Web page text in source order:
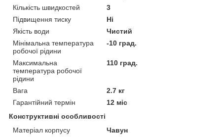
Кількість швидкостей
3
Підвищення тиску
Ні
Якість води
Чистий
Мінімальна температура
робочої рідини
-10 град.
Максимальна
температура робочої
рідини
110 град.
Вага
2.7 кг
Гарантійний термін
12 міс
Конструктивні особливості
Матеріал корпусу
Чавун